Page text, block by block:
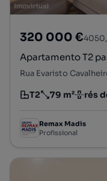
320 000 €
Apartamento T2
Rua Evaristo
Tipologia
T2
Preço por metro
79 m²
Andar rés
Remax Madis
Profissional